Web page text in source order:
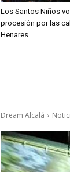
Los Santos Niños
procesión por las
Henares